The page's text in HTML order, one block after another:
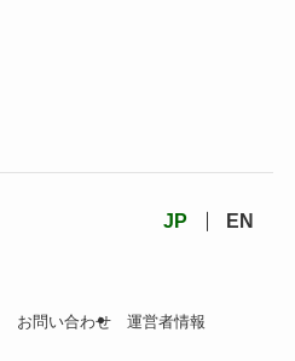
EN
JP
お問い合わせ 運営者情報